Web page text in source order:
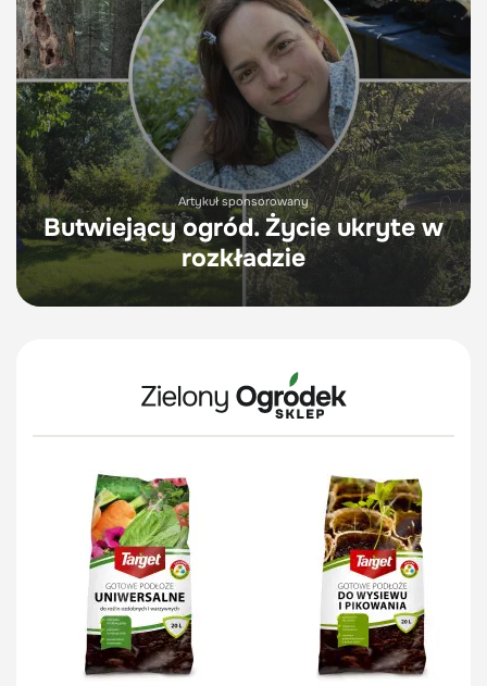
Artykuł sponsorowany
Butwiejący ogród. Życie ukryte w
rozkładzie